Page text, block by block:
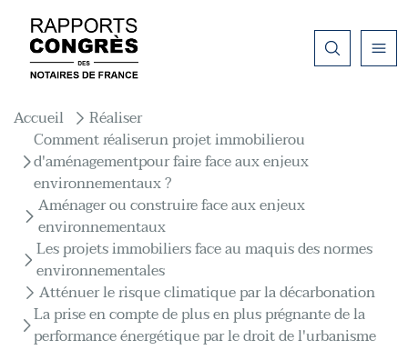
Fil d'Ariane
Accueil
Réaliser
Comment réaliserun projet immobilierou
d'aménagementpour faire face aux enjeux
environnementaux ?
Aménager ou construire face aux enjeux
environnementaux
Les projets immobiliers face au maquis des normes
environnementales
Atténuer le risque climatique par la décarbonation
La prise en compte de plus en plus prégnante de la
performance énergétique par le droit de l'urbanisme